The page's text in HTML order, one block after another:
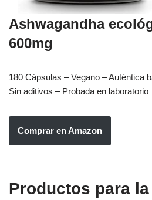
Ashwagandha
600mg
180 Cápsulas – Vegano – Auténtica
Sin aditivos – Probada en laboratorio
Comprar en Amazon
Productos para la